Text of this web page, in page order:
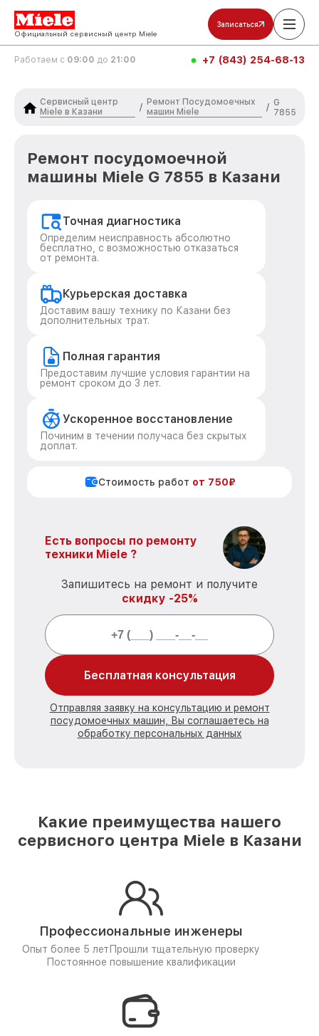
Официальный сервисный центр Miele
Записаться
Работаем с 09:00 до 21:00 +7 (843) 254-68-13
Сервисный центр
Miele в Казани
/
Ремонт Посудомоечных
машин Miele
/ G
7855
Ремонт посудомоечной
машины Miele G 7855 в Казани
Точная диагностика
Определим неисправность абсолютно
бесплатно, с возможностью отказаться
от ремонта.
Курьерская доставка
Доставим вашу технику по Казани без
дополнительных трат.
Полная гарантия
Предоставим лучшие условия гарантии на
ремонт сроком до 3 лет.
Ускоренное восстановление
Починим в течении получаса без скрытых
доплат.
Стоимость работ от 750₽
Есть вопросы по ремонту
техники Miele ?
Запишитесь на ремонт и получите
скидку -25%
Бесплатная консультация
Отправляя заявку на консультацию и ремонт
посудомоечных машин, Вы соглашаетесь на
обработку персональных данных
Какие преимущества нашего
сервисного центра Miele в Казани
Профессиональные инженеры
Опыт более 5 лет Прошли тщательную проверку
Постоянное повышение квалификации